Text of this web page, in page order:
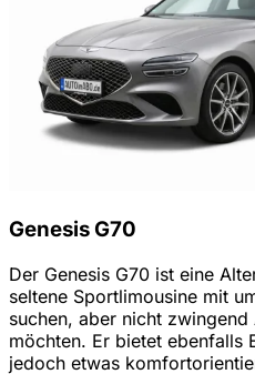
Genesis G70
Der Genesis G70 ist eine
seltene Sportlimousine mit
suchen, aber nicht
möchten. Er bietet ebenfalls
jedoch etwas